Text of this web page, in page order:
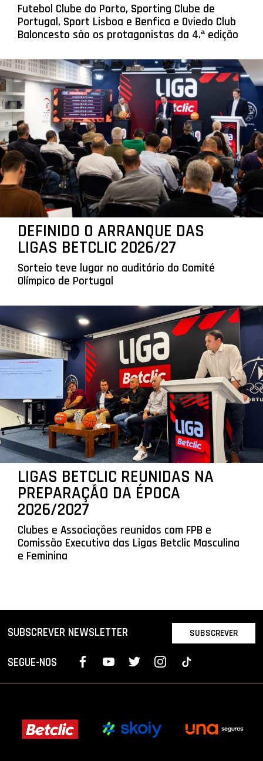
Futebol Clube do Porto, Sporting Clube de
Portugal, Sport Lisboa e Benfica e Oviedo Club
Baloncesto são os protagonistas da 4.ª edição
DEFINIDO O ARRANQUE DAS
LIGAS BETCLIC 2026/27
Sorteio teve lugar no auditório do Comité
Olímpico de Portugal
LIGAS BETCLIC REUNIDAS NA
PREPARAÇÃO DA ÉPOCA
2026/2027
Clubes e Associações reunidos com FPB e
Comissão Executiva das Ligas Betclic Masculina
e Feminina
SUBSCREVER NEWSLETTER SUBSCREVER
SEGUE-NOS